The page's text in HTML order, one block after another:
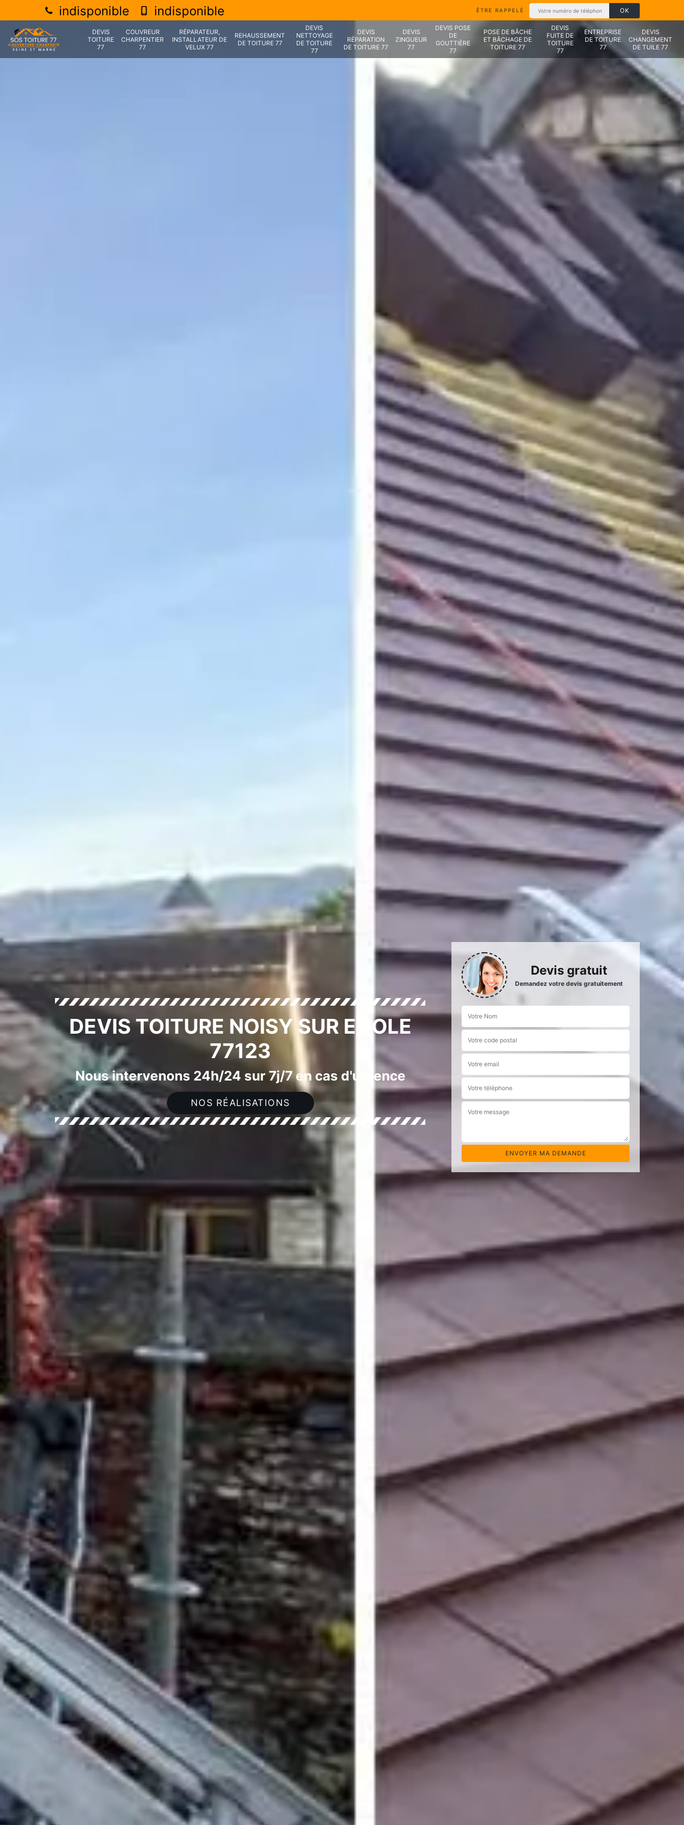
indisponible indisponible ÊTRE RAPPELÉ
DEVIS
TOITURE
77
COUVREUR
CHARPENTIER
77
RÉPARATEUR,
INSTALLATEUR DE
VELUX 77
REHAUSSEMENT
DE TOITURE 77
DEVIS
NETTOYAGE
DE TOITURE
77
DEVIS
RÉPARATION
DE TOITURE 77
DEVIS
ZINGUEUR
77
DEVIS POSE
DE
GOUTTIÈRE
77
POSE DE BÂCHE
ET BÂCHAGE DE
TOITURE 77
DEVIS
FUITE DE
TOITURE
77
ENTREPRISE
DE TOITURE
77
DEVIS
CHANGEMENT
DE TUILE 77
DEVIS TOITURE NOISY SUR ECOLE
77123
Nous intervenons 24h/24 sur 7j/7 en cas d'urgence
NOS RÉALISATIONS
Devis gratuit
Demandez votre devis gratuitement